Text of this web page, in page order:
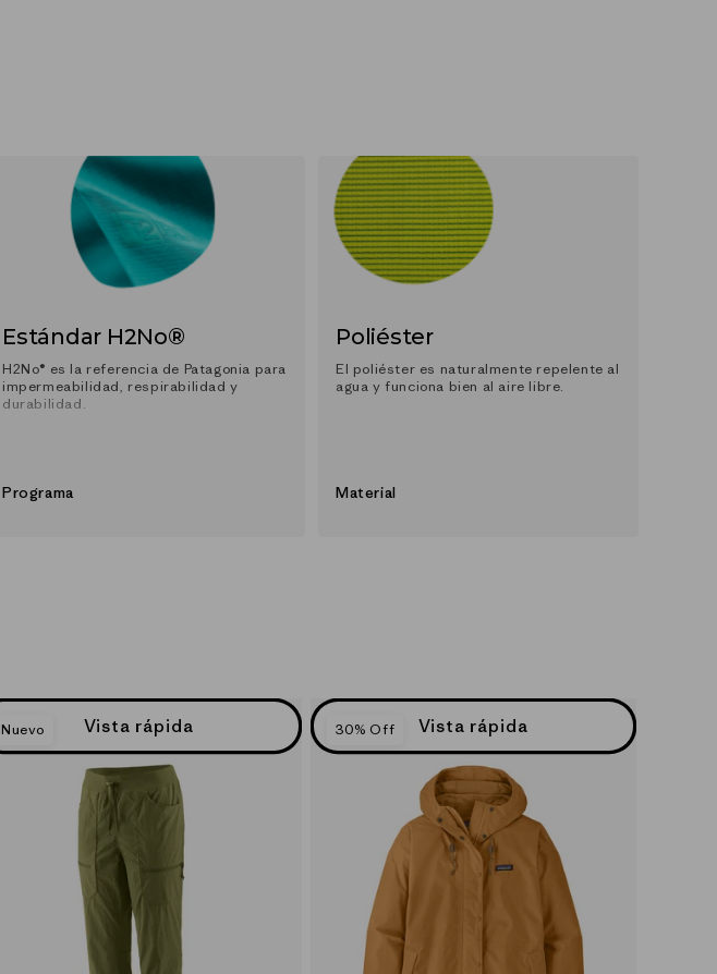
Estándar H2No®
H2No® es la referencia de Patagonia para
impermeabilidad, respirabilidad y
durabilidad.
Programa
Poliéster
El poliéster es naturalmente repelente al
agua y funciona bien al aire libre.
Material
Nuevo Vista rápida 30% Off Vista rápida